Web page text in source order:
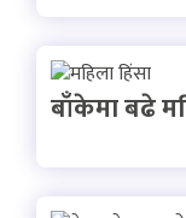
बाँकेमा बढे